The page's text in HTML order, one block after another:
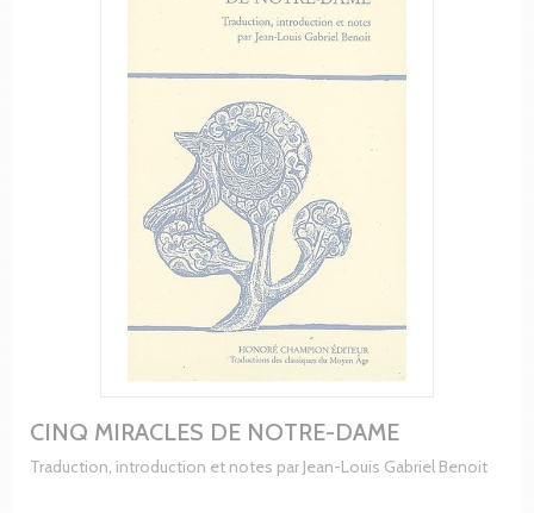
CINQ MIRACLES DE NOTRE-DAME
Traduction, introduction et notes par Jean-Louis Gabriel Benoit